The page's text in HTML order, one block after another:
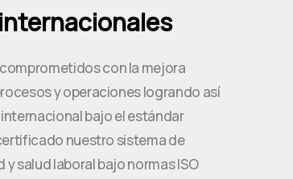
con la mejora
y operaciones logrando así
bajo el estándar
nuestro sistema de
salud laboral bajo normas ISO